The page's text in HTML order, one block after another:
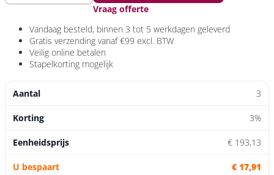
Vraag offerte
Vandaag besteld, binnen 3 tot 5 werkdagen geleverd
Gratis verzending vanaf €99 excl. BTW
Veilig online betalen
Stapelkorting mogelijk
3
3%
€ 193,13
€ 17,91